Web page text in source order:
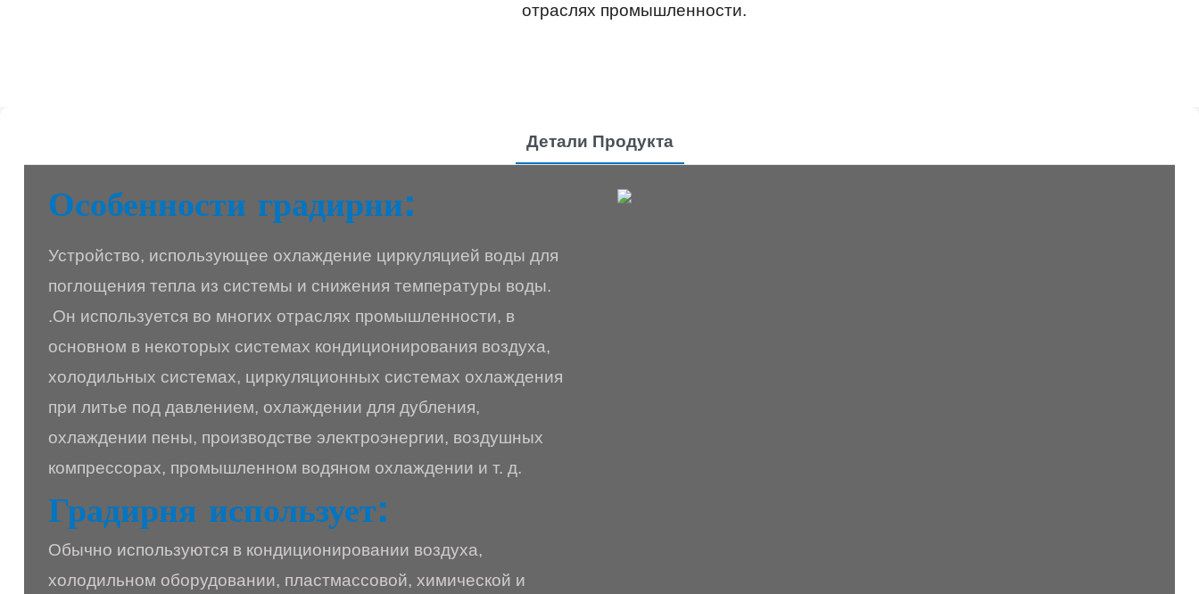
отраслях промышленности.
Детали Продукта
Особенности градирни:
Устройство, использующее охлаждение циркуляцией воды для
поглощения тепла из системы и снижения температуры воды.
.Он используется во многих отраслях промышленности, в
основном в некоторых системах кондиционирования воздуха,
холодильных системах, циркуляционных системах охлаждения
при литье под давлением, охлаждении для дубления,
охлаждении пены, производстве электроэнергии, воздушных
компрессорах, промышленном водяном охлаждении и т. д.
Градирня использует:
Обычно используются в кондиционировании воздуха,
холодильном оборудовании, пластмассовой, химической и